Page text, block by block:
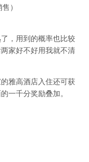
）
，用到的概率也比较
家好不好用我就不清
雅高酒店入住还可获
一千分奖励叠加。